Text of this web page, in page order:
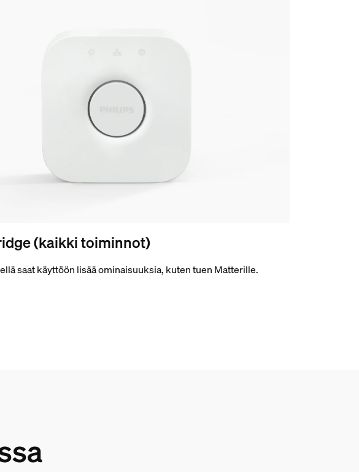
(kaikki toiminnot)
saat käyttöön lisää ominaisuuksia, kuten tuen Matterille.